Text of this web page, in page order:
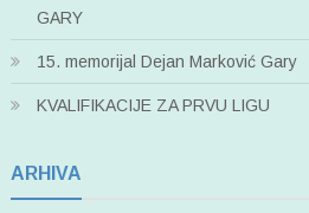
GARY
15. memorijal Dejan Marković Gary
KVALIFIKACIJE ZA PRVU LIGU
ARHIVA